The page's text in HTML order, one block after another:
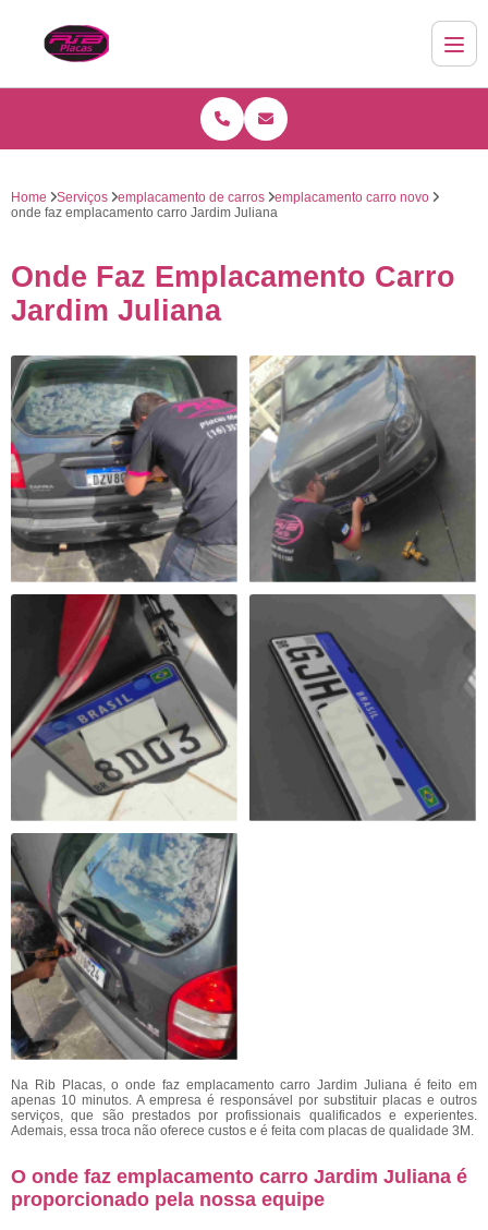
Home Serviços emplacamento de carros
emplacamento carro novo
onde faz emplacamento carro Jardim Juliana
Onde Faz Emplacamento Carro
Jardim Juliana
Na Rib Placas, o onde faz emplacamento carro Jardim Juliana é feito em
apenas 10 minutos. A empresa é responsável por substituir placas e outros
serviços, que são prestados por profissionais qualificados e experientes.
Ademais, essa troca não oferece custos e é feita com placas de qualidade 3M.
O onde faz emplacamento carro Jardim Juliana é
proporcionado pela nossa equipe